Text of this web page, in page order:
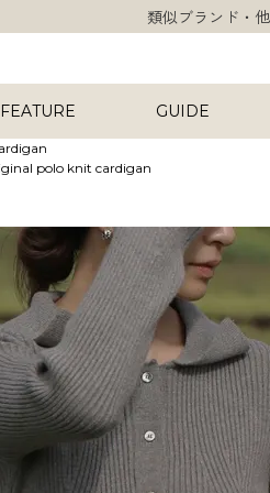
類似ブランド・
熊本県熊本
お
類似ブランド・
FEATURE GUIDE
商品タイプ
ORIGINAL HIT ITEM
polo knit cardigan